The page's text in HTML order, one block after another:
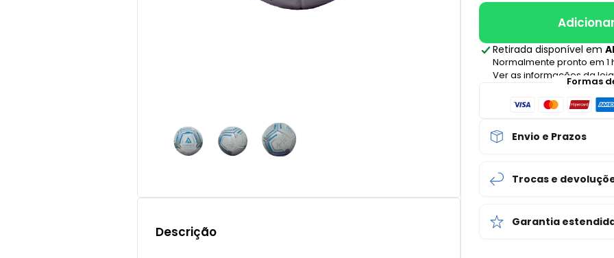
Descrição
Retirada disponível em
Normalmente pronto em 1
Ver as informações da loja
Formas
Envio e Prazos
Trocas e
Garantia